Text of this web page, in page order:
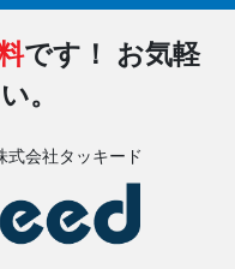
です！
お気軽
。
式会社タッキード